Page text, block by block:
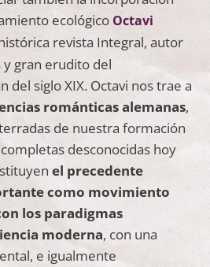
ecológico Octavi
revista Integral, autor
gran erudito del
del siglo XIX. Octavi nos trae a
románticas alemanas,
de nuestra formación
desconocidas hoy
el precedente
como movimiento
los paradigmas
moderna, con una
e igualmente